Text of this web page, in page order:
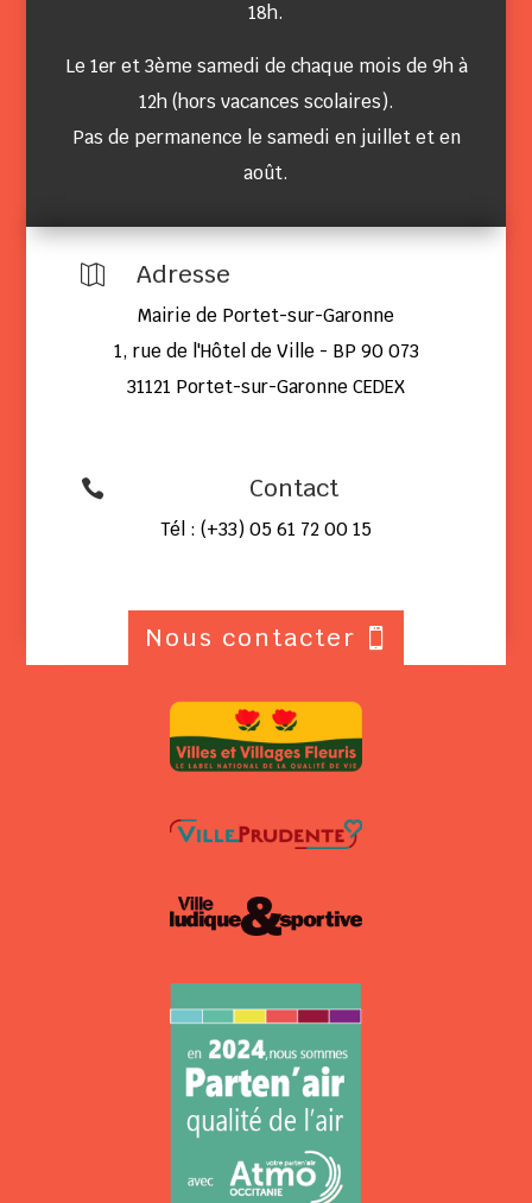
18h.
Le 1er et 3ème samedi de chaque mois de 9h à
12h (hors vacances scolaires).
Pas de permanence le samedi en juillet et en
août.
 Adresse
Mairie de Portet-sur-Garonne
1, rue de l'Hôtel de Ville - BP 90 073
31121 Portet-sur-Garonne CEDEX
 Contact
Tél : (+33) 05 61 72 00 15
Nous contacter